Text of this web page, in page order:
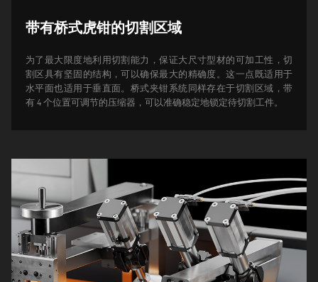
带有桥式虎钳的切割区域
为了最大限度地利用切割能力，保证大尺寸型材的可加工性，切
割区具有坚固的结构，可以确保最大的精确度。这一点既适用于
水平面也适用于垂直面。 桥式夹钳系统同样存在于切割区域，带
有 4 个位置可调节的压缩器，可以准确稳定地锁定待切割工件。